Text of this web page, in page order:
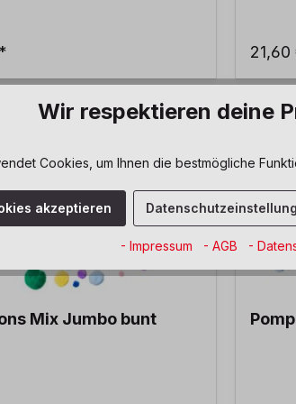
Mix Jumbo bunt
Wir respektieren deine
Cookies, um Ihnen die bestmögliche
akzeptieren
- Impressum - AGB -